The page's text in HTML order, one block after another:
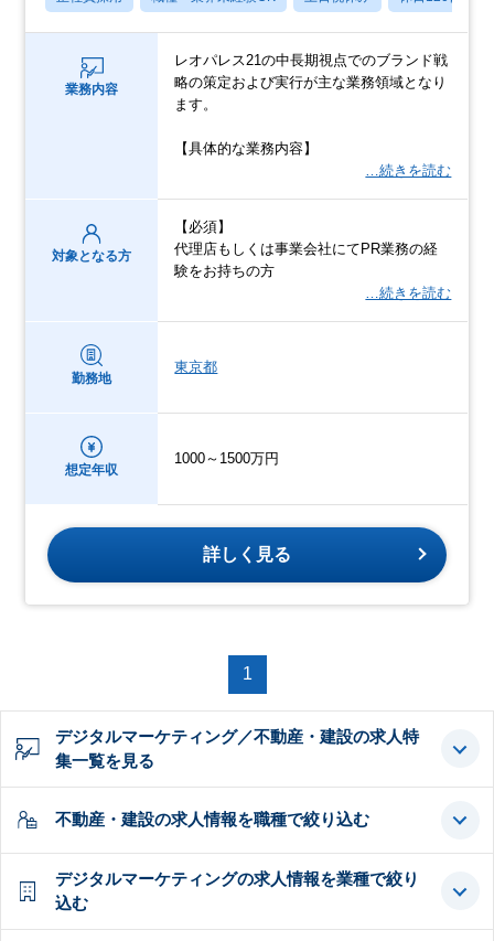
業務内容
レオパレス21の中長期視点でのブランド戦
略の策定および実行が主な業務領域となり
ます。
【具体的な業務内容】
…続きを読む
対象となる方
【必須】
代理店もしくは事業会社にてPR業務の経
験をお持ちの方
…続きを読む
勤務地
東京都
想定年収
1000～1500万円
詳しく見る
1
デジタルマーケティング／不動産・建設の求人特
集一覧を見る
不動産・建設の求人情報を職種で絞り込む
デジタルマーケティングの求人情報を業種で絞り
込む